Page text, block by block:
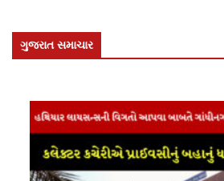
ગુજરાત સમાચાર